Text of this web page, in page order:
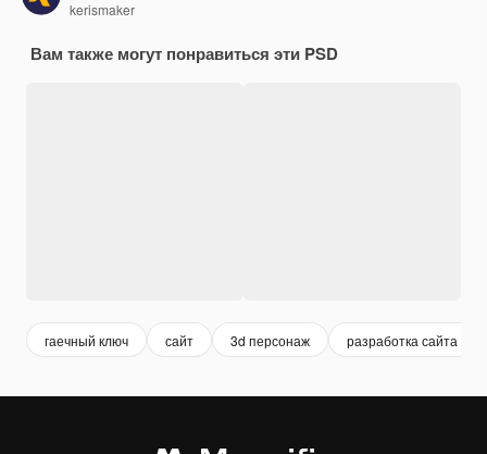
kerismaker
Вам также могут понравиться эти PSD
гаечный ключ сайт 3d персонаж разработка сайта